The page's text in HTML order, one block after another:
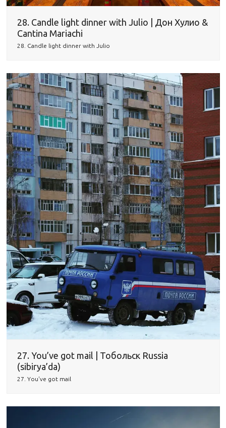
28. Candle light dinner with Julio | Дон Хулио &
Cantina Mariachi
28. Candle light dinner with Julio
27. You’ve got mail | Тобольск Russia
(sibirya’da)
27. You've got mail